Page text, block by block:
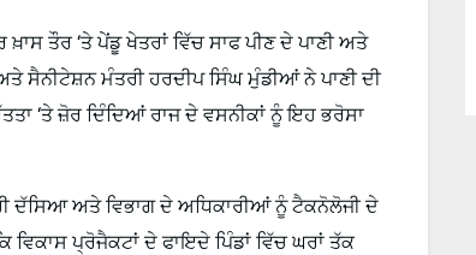
ਤੌਰ ‘ਤੇ ਪੇਂਡੂ ਖੇਤਰਾਂ ਵਿੱਚ ਸਾਫ ਪੀਣ ਦੇ ਪਾਣੀ ਅਤੇ
ਸੈਨੀਟੇਸ਼ਨ ਮੰਤਰੀ ਹਰਦੀਪ ਸਿੰਘ ਮੁੰਡੀਆਂ ਨੇ ਪਾਣੀ ਦੀ
‘ਤੇ ਜ਼ੋਰ ਦਿੰਦਿਆਂ ਰਾਜ ਦੇ ਵਸਨੀਕਾਂ ਨੂੰ ਇਹ ਭਰੋਸਾ
ਦੱਸਿਆ ਅਤੇ ਵਿਭਾਗ ਦੇ ਅਧਿਕਾਰੀਆਂ ਨੂੰ ਟੈਕਨੋਲੋਜੀ ਦੇ
ਪ੍ਰੋਜੈਕਟਾਂ ਦੇ ਫਾਇਦੇ ਪਿੰਡਾਂ ਵਿੱਚ ਘਰਾਂ ਤੱਕ